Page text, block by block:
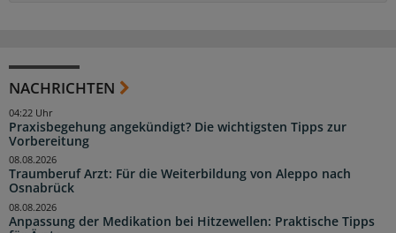
NACHRICHTEN
Praxisbegehung angekündigt? Die wichtigsten Tipps zur
Vorbereitung
04:22 Uhr
Traumberuf Arzt: Für die Weiterbildung von Aleppo nach
Osnabrück
08.08.2026
Anpassung der Medikation bei Hitzewellen: Praktische Tipps
08.08.2026